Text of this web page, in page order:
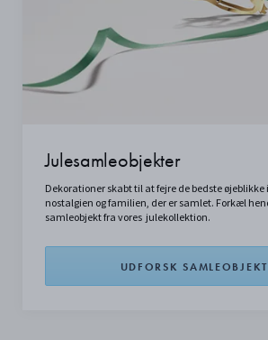
Julesamleobjekter
Dekorationer skabt til at fejre de bedste
nostalgien og familien, der er samlet. Forkæl
samleobjekt fra vores julekollektion.
UDFORSK